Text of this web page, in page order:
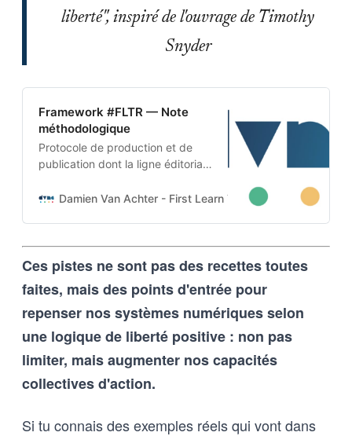
liberté", inspiré de l'ouvrage de Timothy
Snyder
Framework #FLTR — Note
méthodologique
Protocole de production et de
publication dont la ligne éditoriale
projet. Cette architecture auto-
techniques, imposées tant aux
outils d’intelligence artificielle
et vice-versa
Damien Van Achter - First Learn The Rules. Then Break
Ces pistes ne sont pas des recettes toutes
faites, mais des points d'entrée pour
repenser nos systèmes numériques selon
une logique de liberté positive : non pas
limiter, mais augmenter nos capacités
collectives d'action.
Si tu connais des exemples réels qui vont dans